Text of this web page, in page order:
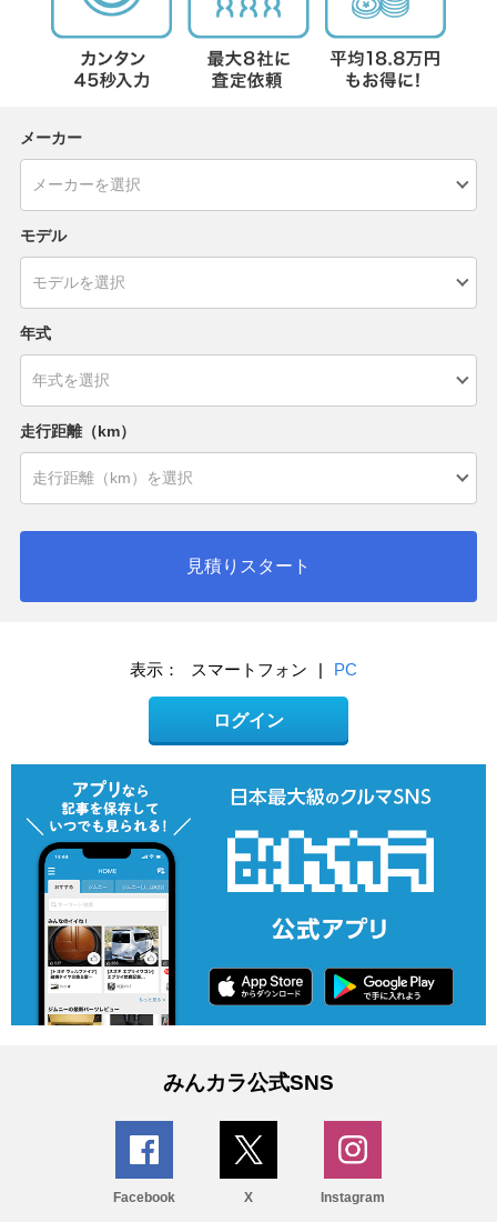
メーカー
モデル
年式
走行距離（km）
見積りスタート
表示： スマートフォン | PC
ログイン
みんカラ公式SNS
Facebook X Instagram